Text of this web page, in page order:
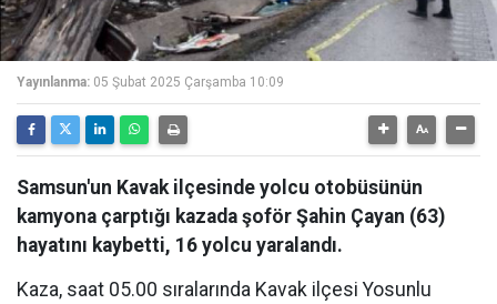
Yayınlanma: 05 Şubat 2025 Çarşamba 10:09
Samsun'un Kavak ilçesinde yolcu otobüsünün
kamyona çarptığı kazada şoför Şahin Çayan (63)
hayatını kaybetti, 16 yolcu yaralandı.
Kaza, saat 05.00 sıralarında Kavak ilçesi Yosunlu